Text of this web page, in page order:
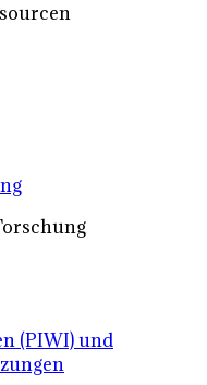
(PIWI) und